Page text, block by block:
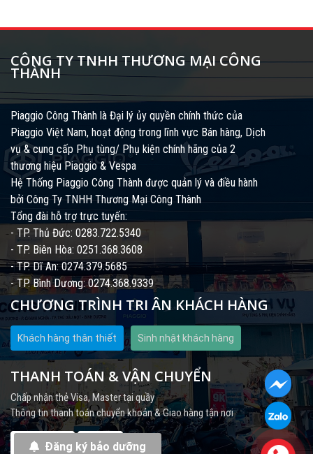
CÔNG TY TNHH THƯƠNG MẠI CÔNG
THÀNH
Piaggio Công Thành là Đại lý ủy quyền chính thức của
Piaggio Việt Nam, hoạt động trong lĩnh vực Bán hàng, Dịch
vụ & cung cấp Phụ tùng/ Phụ kiện chính hãng của 2
thương hiệu Piaggio & Vespa
Hệ Thống Piaggio Công Thành được quản lý và điều hành
bởi Công Ty TNHH Thương Mại Công Thành
Tổng đài hỗ trợ trực tuyến:
- TP. Thủ Đức: 0283.722.5340
- TP. Biên Hòa: 0251.368.3608
- TP. Dĩ An: 0274.379.5685
- TP. Bình Dương: 0274.368.9339
CHƯƠNG TRÌNH TRI ÂN KHÁCH HÀNG
Khách hàng thân thiết Sinh nhật khách hàng
THANH TOÁN & VẬN CHUYỂN
Chấp nhận thẻ Visa, Master tại quầy
Thông tin thanh toán chuyển khoản & Giao hàng tận nơi
Đăng ký bảo dưỡng